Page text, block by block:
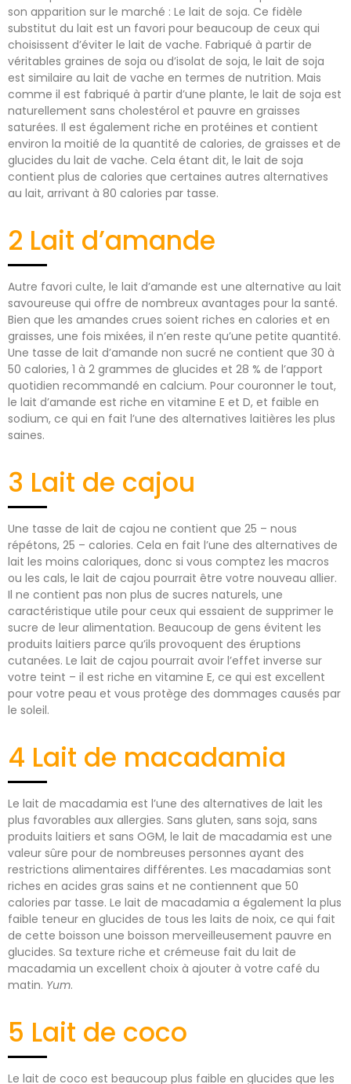
son apparition sur le marché : Le lait de soja. Ce fidèle
substitut du lait est un favori pour beaucoup de ceux qui
choisissent d’éviter le lait de vache. Fabriqué à partir de
véritables graines de soja ou d’isolat de soja, le lait de soja
est similaire au lait de vache en termes de nutrition. Mais
comme il est fabriqué à partir d’une plante, le lait de soja est
naturellement sans cholestérol et pauvre en graisses
saturées. Il est également riche en protéines et contient
environ la moitié de la quantité de calories, de graisses et de
glucides du lait de vache. Cela étant dit, le lait de soja
contient plus de calories que certaines autres alternatives
au lait, arrivant à 80 calories par tasse.
2 Lait d’amande
Autre favori culte, le lait d’amande est une alternative au lait
savoureuse qui offre de nombreux avantages pour la santé.
Bien que les amandes crues soient riches en calories et en
graisses, une fois mixées, il n’en reste qu’une petite quantité.
Une tasse de lait d’amande non sucré ne contient que 30 à
50 calories, 1 à 2 grammes de glucides et 28 % de l’apport
quotidien recommandé en calcium. Pour couronner le tout,
le lait d’amande est riche en vitamine E et D, et faible en
sodium, ce qui en fait l’une des alternatives laitières les plus
saines.
3 Lait de cajou
Une tasse de lait de cajou ne contient que 25 – nous
répétons, 25 – calories. Cela en fait l’une des alternatives de
lait les moins caloriques, donc si vous comptez les macros
ou les cals, le lait de cajou pourrait être votre nouveau allier.
Il ne contient pas non plus de sucres naturels, une
caractéristique utile pour ceux qui essaient de supprimer le
sucre de leur alimentation. Beaucoup de gens évitent les
produits laitiers parce qu’ils provoquent des éruptions
cutanées. Le lait de cajou pourrait avoir l’effet inverse sur
votre teint – il est riche en vitamine E, ce qui est excellent
pour votre peau et vous protège des dommages causés par
le soleil.
4 Lait de macadamia
Le lait de macadamia est l’une des alternatives de lait les
plus favorables aux allergies. Sans gluten, sans soja, sans
produits laitiers et sans OGM, le lait de macadamia est une
valeur sûre pour de nombreuses personnes ayant des
restrictions alimentaires différentes. Les macadamias sont
riches en acides gras sains et ne contiennent que 50
calories par tasse. Le lait de macadamia a également la plus
faible teneur en glucides de tous les laits de noix, ce qui fait
de cette boisson une boisson merveilleusement pauvre en
glucides. Sa texture riche et crémeuse fait du lait de
macadamia un excellent choix à ajouter à votre café du
matin. Yum.
5 Lait de coco
Le lait de coco est beaucoup plus faible en glucides que les